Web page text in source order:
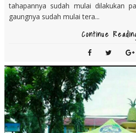
tahapannya sudah mulai dilakukan
gaungnya sudah mulai tera...
Continue